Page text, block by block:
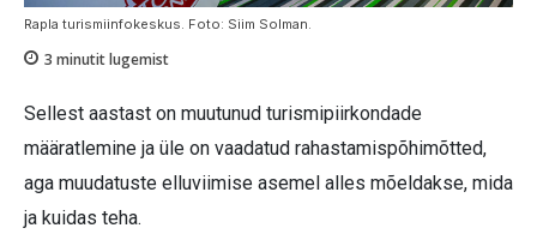
Rapla turismiinfokeskus. Foto: Siim Solman.
3 minutit lugemist
Sellest aastast on muutunud turismipiirkondade
määratlemine ja üle on vaadatud rahastamispõhimõtted,
aga muudatuste elluviimise asemel alles mõeldakse, mida
ja kuidas teha.